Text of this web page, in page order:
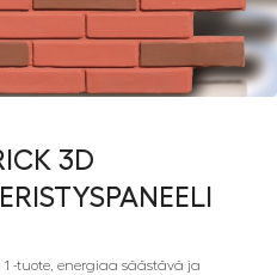
3D
1 -tuote, energiaa säästävä ja